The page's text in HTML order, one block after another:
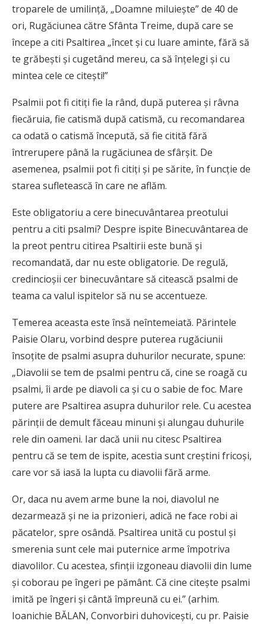
troparele de umilinţă, „Doamne miluieşte” de 40 de
ori, Rugăciunea către Sfânta Treime, după care se
începe a citi Psaltirea „încet şi cu luare aminte, fără să
te grăbeşti şi cugetând mereu, ca să înţelegi şi cu
mintea cele ce citeşti!”
Psalmii pot fi citiți fie la rând, după puterea și râvna
fiecăruia, fie catismă după catismă, cu recomandarea
ca odată o catismă începută, să fie citită fără
întrerupere până la rugăciunea de sfârșit. De
asemenea, psalmii pot fi citiți și pe sărite, în funcție de
starea sufletească în care ne aflăm.
Este obligatoriu a cere binecuvântarea preotului
pentru a citi psalmi? Despre ispite Binecuvântarea de
la preot pentru citirea Psaltirii este bună și
recomandată, dar nu este obligatorie. De regulă,
credincioșii cer binecuvântare să citească psalmi de
teama ca valul ispitelor să nu se accentueze.
Temerea aceasta este însă neîntemeiată. Părintele
Paisie Olaru, vorbind despre puterea rugăciunii
însoțite de psalmi asupra duhurilor necurate, spune:
„Diavolii se tem de psalmi pentru că, cine se roagă cu
psalmi, îi arde pe diavoli ca și cu o sabie de foc. Mare
putere are Psaltirea asupra duhurilor rele. Cu acestea
părinții de demult făceau minuni și alungau duhurile
rele din oameni. Iar dacă unii nu citesc Psaltirea
pentru că se tem de ispite, acestia sunt creștini fricoși,
care vor să iasă la lupta cu diavolii fără arme.
Or, daca nu avem arme bune la noi, diavolul ne
dezarmează și ne ia prizonieri, adică ne face robi ai
păcatelor, spre osândă. Psaltirea unită cu postul și
smerenia sunt cele mai puternice arme împotriva
diavolilor. Cu acestea, sfinții izgoneau diavolii din lume
și coborau pe îngeri pe pământ. Că cine citește psalmi
imită pe îngeri și cântă împreună cu ei.” (arhim.
Ioanichie BĂLAN, Convorbiri duhoviceşti, cu pr. Paisie